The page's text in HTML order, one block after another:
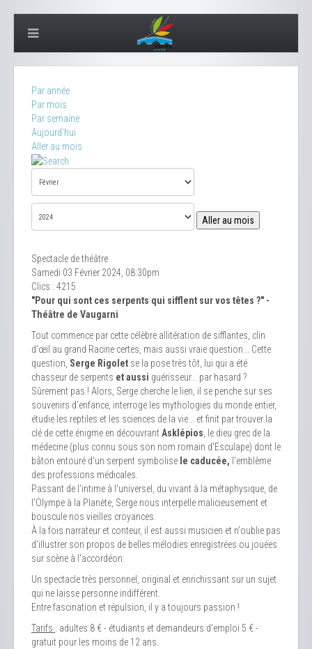
Par année
Par mois
Par semaine
Aujourd'hui
Aller au mois
Aller au mois
Spectacle de théâtre
Samedi 03 Février 2024, 08:30pm
Clics : 4215
"Pour qui sont ces serpents qui sifflent sur vos têtes ?" -
Théâtre de Vaugarni
Tout commence par cette célèbre allitération de sifflantes, clin
d’œil au grand Racine certes, mais aussi vraie question... Cette
question, Serge Rigolet se la pose très tôt, lui qui a été
chasseur de serpents et aussi guérisseur... par hasard ?
Sûrement pas ! Alors, Serge cherche le lien, il se penche sur ses
souvenirs d’enfance, interroge les mythologies du monde entier,
étudie les reptiles et les sciences de la vie... et finit par trouver la
clé de cette énigme en découvrantAsklépios, le dieu grec de la
médecine (plus connu sous son nom romain d'Esculape) dont le
bâton entouré d'un serpent symbolise le caducée, l'emblème
des professions médicales.
Passant de l'intime à l'universel, du vivant à la métaphysique, de
l'Olympe à la Planète, Serge nous interpelle malicieusement et
bouscule nos vieilles croyances.
À la fois narrateur et conteur, il est aussi musicien et n'oublie pas
d'illustrer son propos de belles mélodies enregistrées ou jouées
sur scène à l'accordéon.
Un spectacle très personnel, original et enrichissant sur un sujet
qui ne laisse personne indifférent.
Entre fascination et répulsion, il y a toujours passion !
Tarifs : adultes 8 € - étudiants et demandeurs d’emploi 5 € -
gratuit pour les moins de 12 ans.